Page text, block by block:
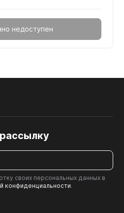
недоступен
своих персональных данных в
конфиденциальности.